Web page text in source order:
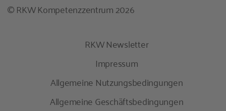
© RKW Kompetenzzentrum 2026
RKW Newsletter
Impressum
Allgemeine Nutzungsbedingungen
Allgemeine Geschäftsbedingungen